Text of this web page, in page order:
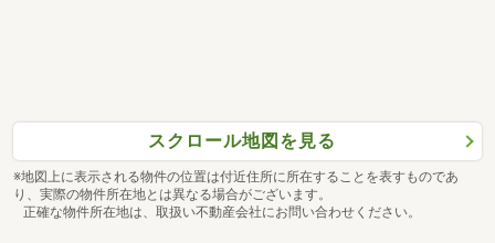
スクロール地図を見る
※地図上に表示される物件の位置は付近住所に所在することを表すものであ
り、実際の物件所在地とは異なる場合がございます。
正確な物件所在地は、取扱い不動産会社にお問い合わせください。